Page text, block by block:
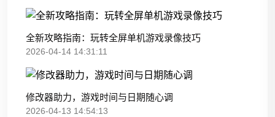
全新攻略指南：玩转全屏单机游戏录像技巧
2026-04-14 14:31:11
修改器助力，游戏时间与日期随心调
2026-04-13 14:54:13